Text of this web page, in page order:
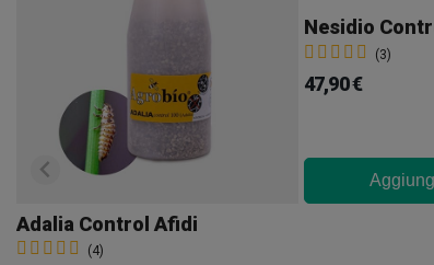
Adalia Control Afidi
(4)
Nesidio
(3)
47,90 €